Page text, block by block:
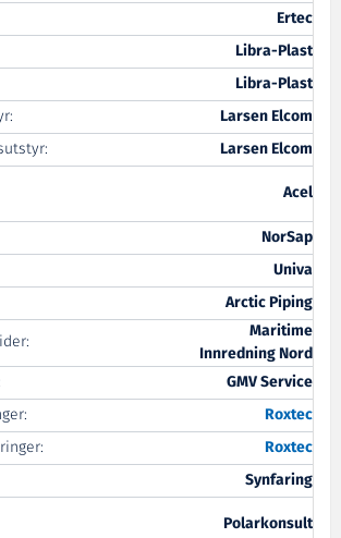
Ertec
Libra-Plast
Libra-Plast
Larsen Elcom
Larsen Elcom
Acel
NorSap
Univa
Arctic Piping
Maritime
Innredning Nord
GMV Service
Roxtec
Roxtec
Synfaring
Polarkonsult